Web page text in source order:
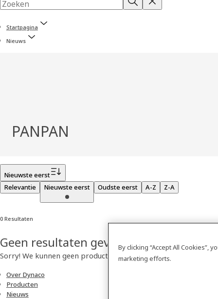
Startpagina
Nieuws
PANPAN
Nieuwste eerst
Relevantie
Nieuwste eerst Oudste eerst A-Z Z-A
0 Resultaten
Geen resultaten gevonden
Sorry! We kunnen geen product vinden.
Over Dynaco
Producten
Nieuws
By clicking “Accept All Cookies”,
marketing efforts.